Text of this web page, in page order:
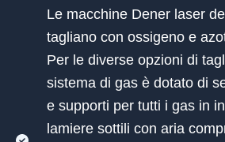
Le macchine Dener laser
tagliano con ossigeno e
Per le diverse opzioni di
sistema di gas è dotato di
e supporti per tutti i gas in
lamiere sottili con aria